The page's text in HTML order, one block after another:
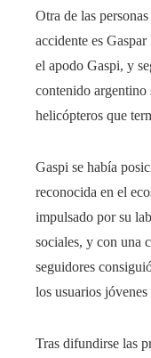
Otra de las
accidente es
el apodo Gaspi, y
contenido argentino
helicópteros que
Gaspi se había
reconocida en el
impulsado por su
sociales, y con una
seguidores
los usuarios
Tras difundirse las